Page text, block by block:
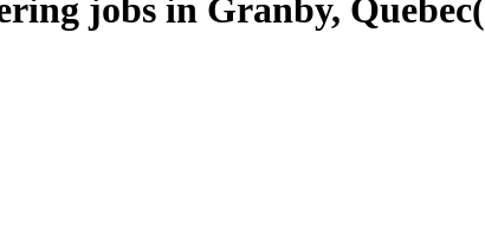
jobs in Granby, Quebec(